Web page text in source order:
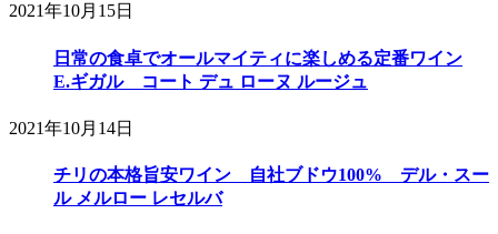
2021年10月15日
日常の食卓でオールマイティに楽しめる定番ワイン
E.ギガル コート デュ ローヌ ルージュ
2021年10月14日
チリの本格旨安ワイン 自社ブドウ100% デル・スー
ル メルロー レセルバ